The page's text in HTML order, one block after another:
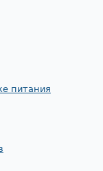
питания